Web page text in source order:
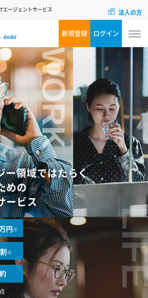
エージェントサービス 法人の方
新規登録 ログイン
WORK
ー領域ではたらく
めの
ービス
円※
割※